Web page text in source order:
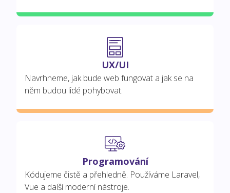
UX/UI
Navrhneme, jak bude web fungovat a jak se na
něm budou lidé pohybovat.
Programování
Kódujeme čistě a přehledně. Používáme Laravel,
Vue a další moderní nástroje.